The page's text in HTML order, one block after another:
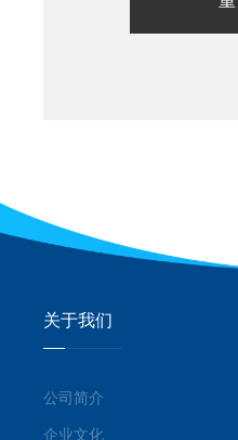
关于我们
公司简介
企业文化